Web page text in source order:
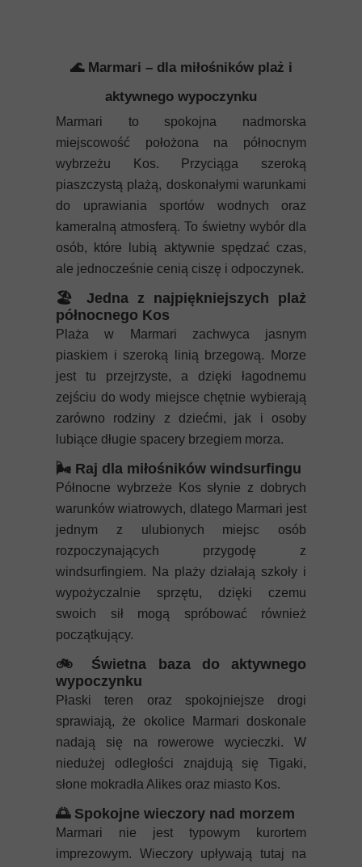
🌊 Marmari – dla miłośników plaż i
aktywnego wypoczynku
Marmari to spokojna nadmorska
miejscowość położona na północnym
wybrzeżu Kos. Przyciąga szeroką
piaszczystą plażą, doskonałymi warunkami
do uprawiania sportów wodnych oraz
kameralną atmosferą. To świetny wybór dla
osób, które lubią aktywnie spędzać czas,
ale jednocześnie cenią ciszę i odpoczynek.
🏖️ Jedna z najpiękniejszych plaż
północnego Kos
Plaża w Marmari zachwyca jasnym
piaskiem i szeroką linią brzegową. Morze
jest tu przejrzyste, a dzięki łagodnemu
zejściu do wody miejsce chętnie wybierają
zarówno rodziny z dziećmi, jak i osoby
lubiące długie spacery brzegiem morza.
🌬️ Raj dla miłośników windsurfingu
Północne wybrzeże Kos słynie z dobrych
warunków wiatrowych, dlatego Marmari jest
jednym z ulubionych miejsc osób
rozpoczynających przygodę z
windsurfingiem. Na plaży działają szkoły i
wypożyczalnie sprzętu, dzięki czemu
swoich sił mogą spróbować również
początkujący.
🚲 Świetna baza do aktywnego
wypoczynku
Płaski teren oraz spokojniejsze drogi
sprawiają, że okolice Marmari doskonale
nadają się na rowerowe wycieczki. W
niedużej odległości znajdują się Tigaki,
słone mokradła Alikes oraz miasto Kos.
🌅 Spokojne wieczory nad morzem
Marmari nie jest typowym kurortem
imprezowym. Wieczory upływają tutaj na